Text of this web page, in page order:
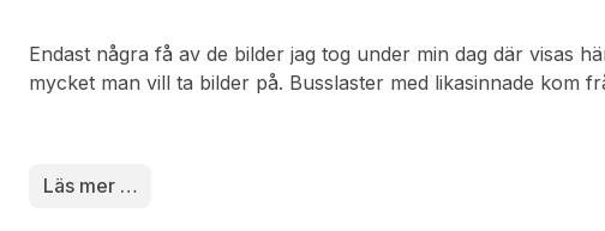
Endast några få av de bilder jag tog under min dag där visas
mycket man vill ta bilder på. Busslaster med likasinnade kom
Läs mer …